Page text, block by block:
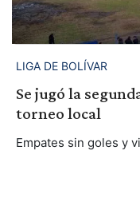
LIGA DE BOLÍVAR
Se jugó la
torneo local
Empates sin goles y